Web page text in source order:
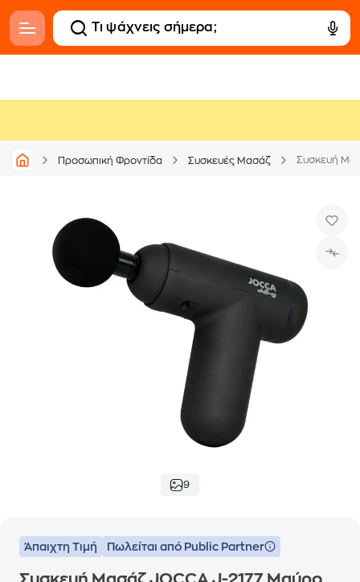
Προσωπική Φροντίδα Συσκευές Μασάζ Συσκευή
9
Άπαιχτη Τιμή Πωλείται από Public Partner